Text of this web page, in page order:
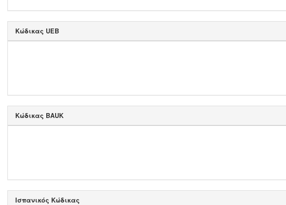
Κώδικας UEB
Κώδικας BAUK
Ισπανικός Κώδικας